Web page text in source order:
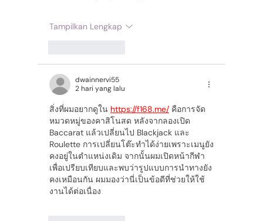
Tampilkan Lengkap
dwainnervi55
2 hari yang lalu
สิ่งที่ผมอยากดูใน https://f168.me/ คือการจัด
หมวดหมู่ของคาสิโนสด หลังจากลองเปิด
Baccarat แล้วเปลี่ยนไป Blackjack และ
Roulette การเปลี่ยนโต๊ะทำได้ง่ายเพราะเมนูยัง
คงอยู่ในตำแหน่งเดิม จากนั้นผมเปิดหน้ากีฬา
เพื่อเปรียบเทียบและพบว่ารูปแบบการนำทางยัง
คงเหมือนกัน ผมมองว่านี่เป็นข้อดีที่ช่วยให้ใช้
งานได้ต่อเนื่อง